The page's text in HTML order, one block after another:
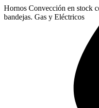
Ir
al
Hornos Convección en stock
bandejas. Gas y Eléctricos